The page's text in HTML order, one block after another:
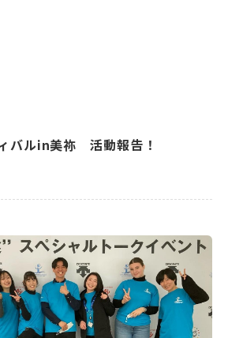
バルin美祢 活動報告！